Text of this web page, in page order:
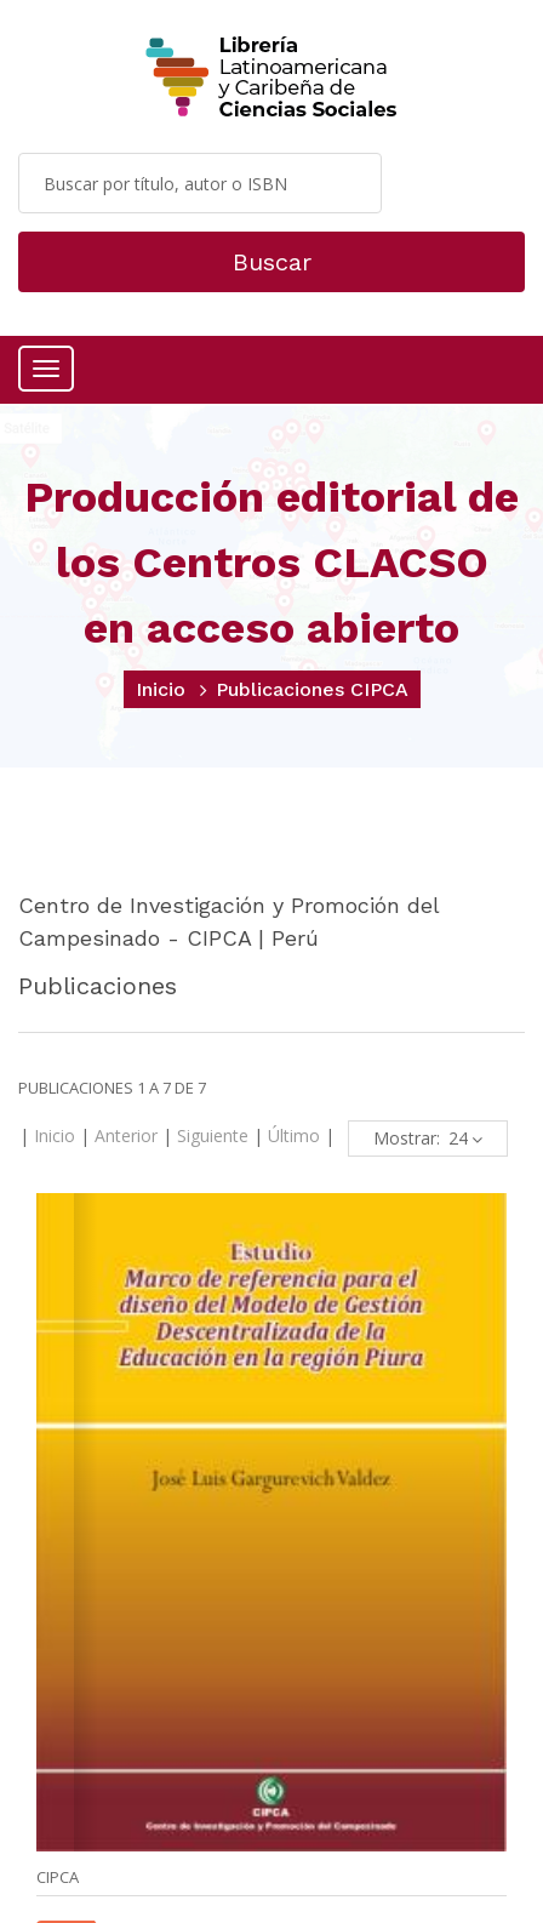
Buscar
Menú
Producción editorial de
los Centros CLACSO
en acceso abierto
Inicio Publicaciones CIPCA
Centro de Investigación y Promoción del
Campesinado - CIPCA | Perú
Publicaciones
PUBLICACIONES 1 A 7 DE 7
| Inicio | Anterior | Siguiente | Último | Mostrar:
CIPCA